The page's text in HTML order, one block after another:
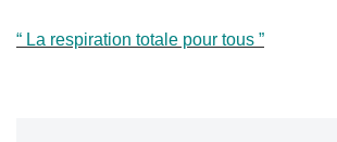
“ La respiration totale pour tous ”